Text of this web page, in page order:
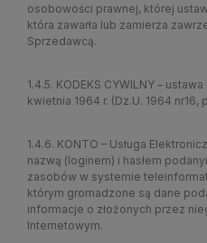
osobowości prawnej, której
która zawarła lub zamierza
Sprzedawcą.
1.4.5. KODEKS CYWILNY –
kwietnia 1964 r. (Dz.U. 1964 nr16,
1.4.6. KONTO – Usługa
nazwą (loginem) i hasłem
zasobów w systemie
którym gromadzone są dane
informacje o złożonych przez
Internetowym.